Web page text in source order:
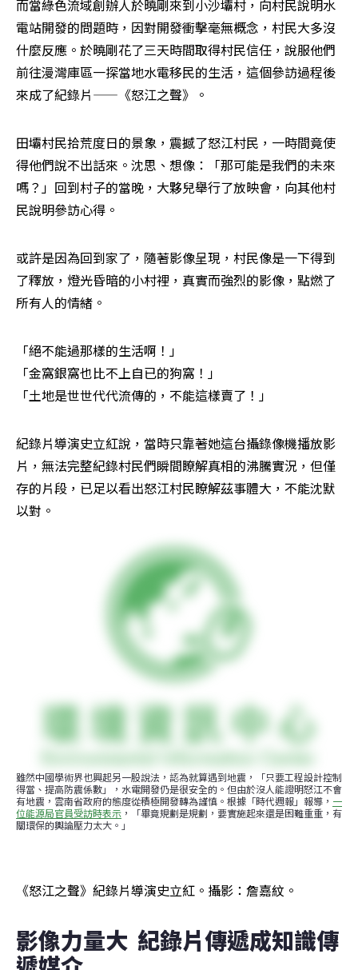
而當綠色流域創辦人於曉剛來到小沙壩村，向村民說明水
電站開發的問題時，因對開發衝擊毫無概念，村民大多沒
什麼反應。於曉剛花了三天時間取得村民信任，說服他們
前往漫灣庫區一探當地水電移民的生活，這個參訪過程後
來成了紀錄片——《怒江之聲》。
田壩村民拾荒度日的景象，震撼了怒江村民，一時間竟使
得他們說不出話來。沈思、想像：「那可能是我們的未來
嗎？」回到村子的當晚，大夥兒舉行了放映會，向其他村
民說明參訪心得。
或許是因為回到家了，隨著影像呈現，村民像是一下得到
了釋放，燈光昏暗的小村裡，真實而強烈的影像，點燃了
所有人的情緒。
「絕不能過那樣的生活啊！」
「金窩銀窩也比不上自已的狗窩！」
「土地是世世代代流傳的，不能這樣賣了！」
紀錄片導演史立紅說，當時只靠著她這台攝錄像機播放影
片，無法完整紀錄村民們瞬間瞭解真相的沸騰實況，但僅
存的片段，已足以看出怒江村民瞭解茲事體大，不能沈默
以對。
雖然中國學術界也興起另一股說法，認為就算遇到地震，「只要工程設計控制
得當、提高防震係數」，水電開發仍是很安全的。但由於沒人能證明怒江不會
有地震，雲南省政府的態度從積極開發轉為謹慎。根據「時代週報」報導， 一
位能源局官員受訪時表示 ，「畢竟規劃是規劃，要實施起來還是困難重重，有
關環保的輿論壓力太大。」
《怒江之聲》紀錄片導演史立紅。攝影：詹嘉紋。
影像力量大  紀錄片傳遞成知識傳